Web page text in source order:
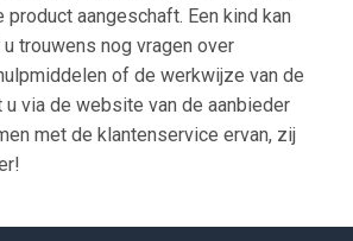
aangeschaft. Een kind kan
trouwens nog vragen over
of de werkwijze van de
u via de website van de aanbieder
met de klantenservice ervan, zij